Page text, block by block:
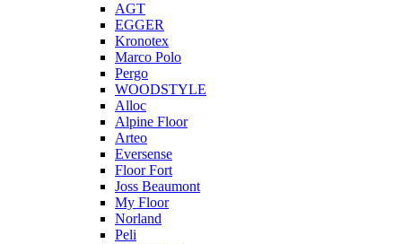
AGT
EGGER
Kronotex
Marco Polo
Pergo
WOODSTYLE
Alloc
Alpine Floor
Arteo
Eversense
Floor Fort
Joss Beaumont
My Floor
Norland
Peli